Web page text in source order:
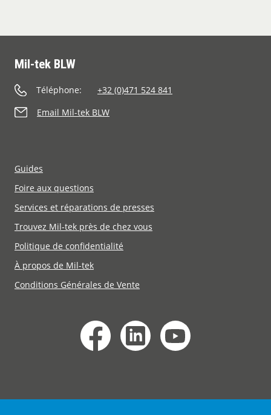
Mil-tek BLW
Téléphone:
+32 (0)471 524 841
Email Mil-tek BLW
Guides
Foire aux questions
Services et réparations de presses
Trouvez Mil-tek près de chez vous
Politique de confidentialité
À propos de Mil-tek
Conditions Générales de Vente